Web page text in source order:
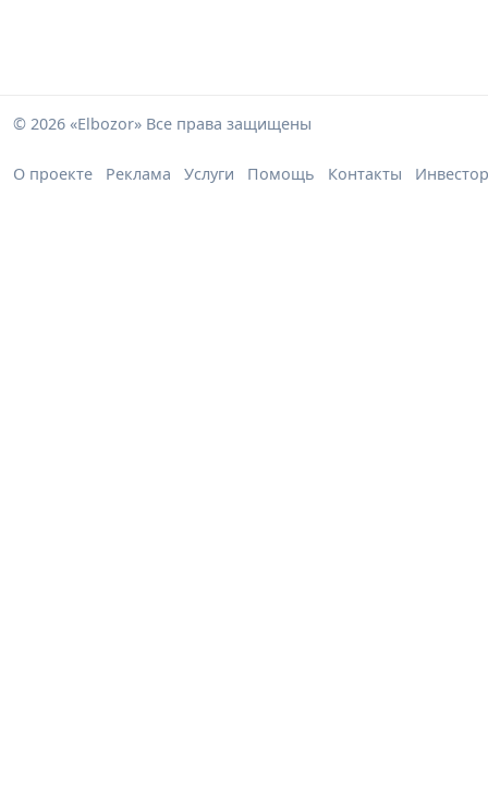
© 2026 «Elbozor» Все права защищены
О проекте Реклама Услуги Помощь Контакты